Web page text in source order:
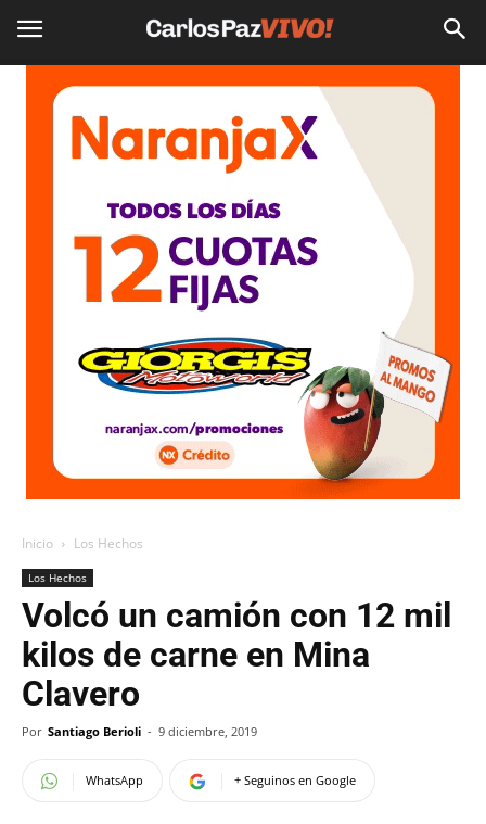
Inicio Los Hechos
Los Hechos
Volcó un camión con 12 mil
kilos de carne en Mina
Clavero
Por Santiago Berioli - 9 diciembre, 2019
WhatsApp + Seguinos en Google